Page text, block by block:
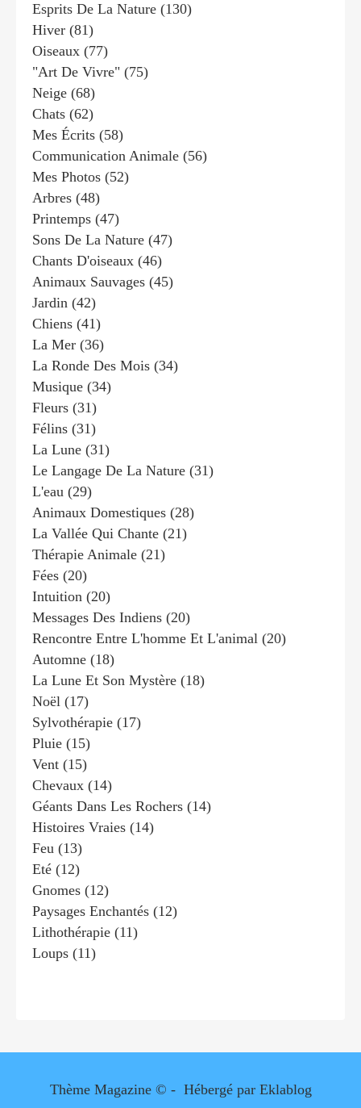
Esprits De La Nature (130)
Hiver (81)
Oiseaux (77)
"art De Vivre" (75)
Neige (68)
Chats (62)
Mes Écrits (58)
Communication Animale (56)
Mes Photos (52)
Arbres (48)
Printemps (47)
Sons De La Nature (47)
Chants D'oiseaux (46)
Animaux Sauvages (45)
Jardin (42)
Chiens (41)
La Mer (36)
La Ronde Des Mois (34)
Musique (34)
Fleurs (31)
Félins (31)
La Lune (31)
Le Langage De La Nature (31)
L'eau (29)
Animaux Domestiques (28)
La Vallée Qui Chante (21)
Thérapie Animale (21)
Fées (20)
Intuition (20)
Messages Des Indiens (20)
Rencontre Entre L'homme Et L'animal (20)
Automne (18)
La Lune Et Son Mystère (18)
Noël (17)
Sylvothérapie (17)
Pluie (15)
Vent (15)
Chevaux (14)
Géants Dans Les Rochers (14)
Histoires Vraies (14)
Feu (13)
Eté (12)
Gnomes (12)
Paysages Enchantés (12)
Lithothérapie (11)
Loups (11)
Thème Magazine © - Hébergé par Eklablog